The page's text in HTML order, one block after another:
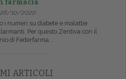
farmacia
26/10/2020
i numeri su diabete e malattie
Per questo Zentiva con il
di Federfarma...
ARTICOLI